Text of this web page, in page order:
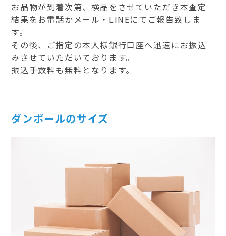
お品物が到着次第、検品をさせていただき本査定
結果をお電話かメール・LINEにてご報告致しま
す。
その後、ご指定の本人様銀行口座へ迅速にお振込
みさせていただいております。
振込手数料も無料となります。
ダンボールのサイズ